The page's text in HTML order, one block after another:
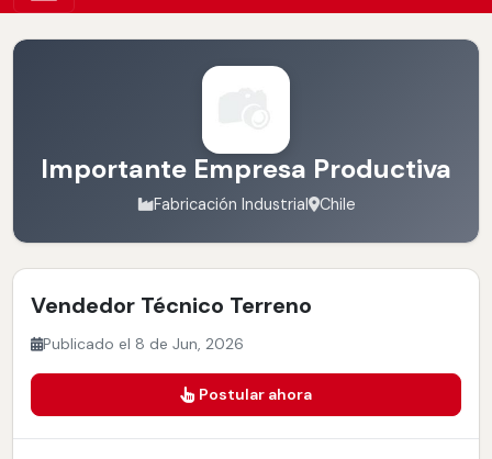
Importante Empresa Productiva
Fabricación Industrial Chile
Vendedor Técnico Terreno
Publicado el 8 de Jun, 2026
Postular ahora